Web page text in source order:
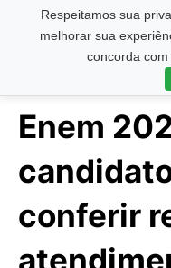
Respeitamos sua
melhorar sua
concorda com
Pesquisar ...
Enem
conferir